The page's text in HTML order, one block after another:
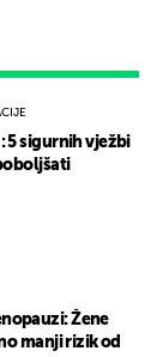
5 sigurnih vježbi
Žene
manji rizik od